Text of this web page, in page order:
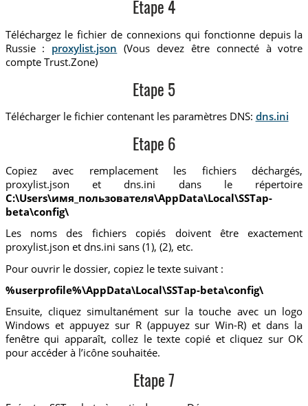
Etape 4
Téléchargez le fichier de connexions qui fonctionne depuis la
Russie : proxylist.json (Vous devez être connecté à votre
compte Trust.Zone)
Etape 5
Télécharger le fichier contenant les paramètres DNS: dns.ini
Etape 6
Copiez avec remplacement les fichiers déchargés,
proxylist.json et dns.ini dans le répertoire
C:\Users\имя_пользователя\AppData\Local\SSTap-
beta\config\
Les noms des fichiers copiés doivent être exactement
proxylist.json et dns.ini sans (1), (2), etc.
Pour ouvrir le dossier, copiez le texte suivant :
%userprofile%\AppData\Local\SSTap-beta\config\
Ensuite, cliquez simultanément sur la touche avec un logo
Windows et appuyez sur R (appuyez sur Win-R) et dans la
fenêtre qui apparaît, collez le texte copié et cliquez sur OK
pour accéder à l’icône souhaitée.
Etape 7